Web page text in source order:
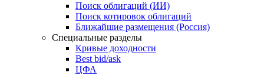
Облигации
Поиски
Поиск облигаций & Карты рынка
Поиск облигаций (ИИ)
Поиск котировок облигаций
Ближайшие размещения (Россия)